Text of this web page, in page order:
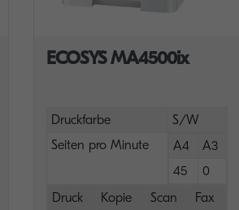
ECOSYS MA4500ix
Druckfarbe
S/W
Seiten pro Minute
A4
A3
45
0
Druck
Kopie Scan Fax